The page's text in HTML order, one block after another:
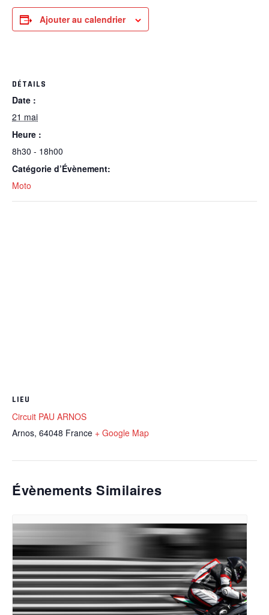
Ajouter au calendrier
DÉTAILS
Date :
21 mai
Heure :
8h30 - 18h00
Catégorie d’Évènement:
Moto
LIEU
Circuit PAU ARNOS
Arnos, 64048 France + Google Map
Évènements Similaires